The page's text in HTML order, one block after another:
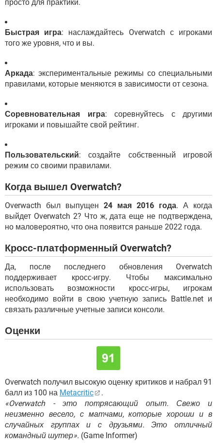
просто для практики.
Быстрая игра: наслаждайтесь Overwatch с игроками
того же уровня, что и вы.
Аркада: экспериментальные режимы со специальными
правилами, которые меняются в зависимости от сезона.
Соревновательная игра: соревнуйтесь с другими
игроками и повышайте свой рейтинг.
Пользовательский: создайте собственный игровой
режим со своими правилами.
Когда вышел Overwatch?
Overwacth был выпущен 24 мая 2016 года. А когда
выйдет Overwatch 2? Что ж, дата еще не подтверждена,
но маловероятно, что она появится раньше 2022 года.
Кросс-платформенный Overwatch?
Да, после последнего обновления Overwatch
поддерживает кросс-игру. Чтобы максимально
использовать возможности кросс-игры, игрокам
необходимо войти в свою учетную запись Battle.net и
связать различные учетные записи консоли.
Оценки
Overwatch получил высокую оценку критиков и набрал 91
балл из 100 на Metacritic
.
«Overwatch - это потрясающий опыт. Свежо и
неизменно весело, с матчами, которые хороши и в
случайных группах и с друзьями. Это отличный
командный шутер». (Game Informer)